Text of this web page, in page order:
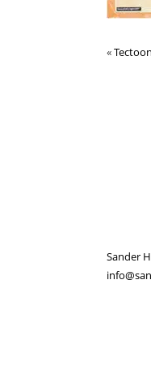
«Tectoon
Sander